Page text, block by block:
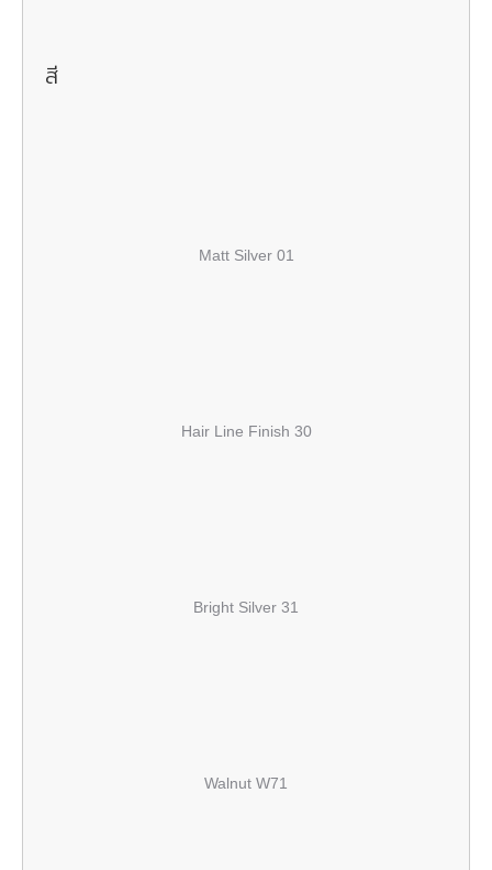
สี
Matt Silver 01
Hair Line Finish 30
Bright Silver 31
Walnut W71